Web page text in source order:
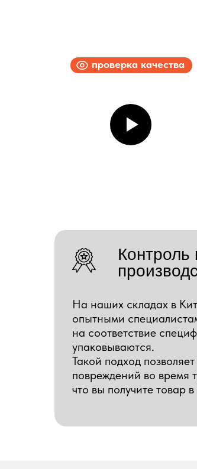
Контроль
На наших складах в
опытными
на соответствие
упаковываются.
Такой подход
повреждений во время
что вы получите товар
проверка качества